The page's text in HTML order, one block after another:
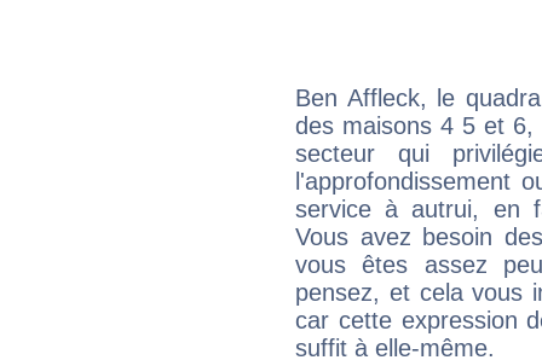
Ben Affleck, le
des maisons 4 5 et
secteur qui
l'approfondissement
service à autrui, en
Vous avez besoin
vous êtes assez
pensez, et cela vous
car cette expression
suffit à elle-même.